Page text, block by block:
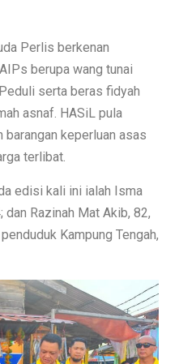
Perlis berkenan
berupa wang tunai
serta beras fidyah
asnaf. HASiL pula
barangan keperluan asas
terlibat.
edisi kali ini ialah Isma
Razinah Mat Akib, 82,
Kampung Tengah,